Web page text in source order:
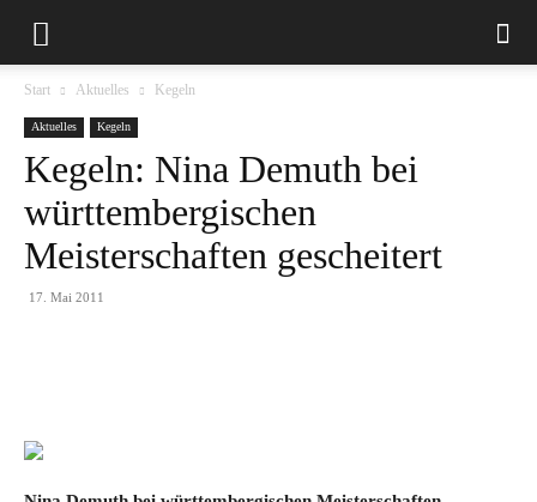
Start Aktuelles Kegeln
Aktuelles Kegeln
Kegeln: Nina Demuth bei
württembergischen
Meisterschaften gescheitert
17. Mai 2011